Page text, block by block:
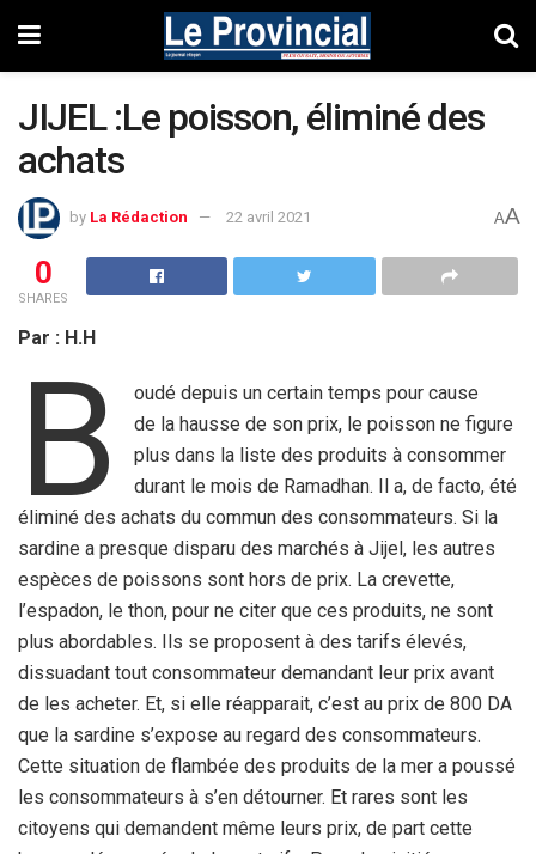
JIJEL :Le poisson, éliminé des
achats
by La Rédaction 22 avril 2021 AA
0
SHARES
Par : H.H
B
oudé depuis un certain temps pour cause
de la hausse de son prix, le poisson ne figure
plus dans la liste des produits à consommer
durant le mois de Ramadhan. Il a, de facto, été
éliminé des achats du commun des consommateurs. Si la
sardine a presque disparu des marchés à Jijel, les autres
espèces de poissons sont hors de prix. La crevette,
l’espadon, le thon, pour ne citer que ces produits, ne sont
plus abordables. Ils se proposent à des tarifs élevés,
dissuadant tout consommateur demandant leur prix avant
de les acheter. Et, si elle réapparait, c’est au prix de 800 DA
que la sardine s’expose au regard des consommateurs.
Cette situation de flambée des produits de la mer a poussé
les consommateurs à s’en détourner. Et rares sont les
citoyens qui demandent même leurs prix, de part cette